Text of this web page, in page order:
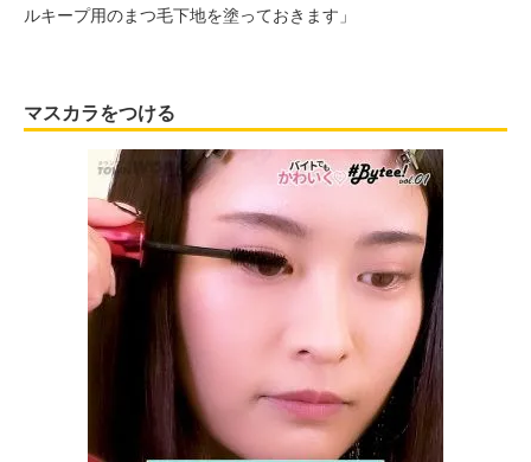
ルキープ用のまつ毛下地を塗っておきます」
マスカラをつける